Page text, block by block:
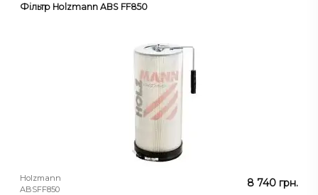
Фільтр Holzmann ABS FF850
Holzmann
ABSFF850
8 740 грн.